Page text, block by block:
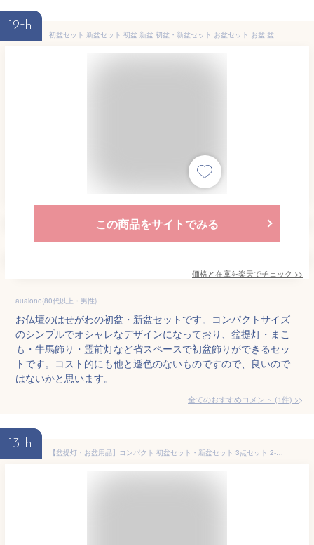
12th
初盆セット 新盆セット 初盆 新盆 初盆・新盆セット お盆セット お盆 盆提灯 岐阜提灯 盆ちょうちん 提灯 ギフト 新型 シンプル 新盆御見舞 贈答用 モダン セット 白提灯 霊前灯 真菰 まこも ミニサイズ お供え 【初盆セット コンパクトセット 1-A】お仏壇のはせがわ
この商品をサイトでみる
価格と在庫を楽天でチェック >>
aualone(80代以上・男性)
お仏壇のはせがわの初盆・新盆セットです。コンパクトサイズ
のシンプルでオシャレなデザインになっており、盆提灯・まこ
も・牛馬飾り・霊前灯など省スペースで初盆飾りができるセッ
トです。コスト的にも他と遜色のないものですので、良いので
はないかと思います。
全てのおすすめコメント (1件) >
13th
【盆提灯・お盆用品】コンパクト 初盆セット・新盆セット 3点セット 2-B【送料無料】【お盆用品 仏具 お盆 提灯 初盆 新盆 初盆飾り 新盆飾り お盆 飾り お盆提灯 盆ちょうちん 小型 ミニ モダン あす楽対応】